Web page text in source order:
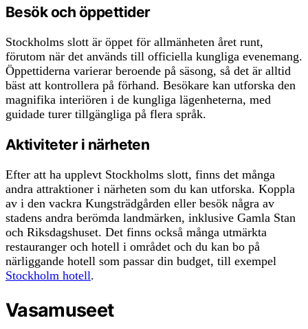
Besök och öppettider
Stockholms slott är öppet för allmänheten året runt,
förutom när det används till officiella kungliga evenemang.
Öppettiderna varierar beroende på säsong, så det är alltid
bäst att kontrollera på förhand. Besökare kan utforska den
magnifika interiören i de kungliga lägenheterna, med
guidade turer tillgängliga på flera språk.
Aktiviteter i närheten
Efter att ha upplevt Stockholms slott, finns det många
andra attraktioner i närheten som du kan utforska. Koppla
av i den vackra Kungsträdgården eller besök några av
stadens andra berömda landmärken, inklusive Gamla Stan
och Riksdagshuset. Det finns också många utmärkta
restauranger och hotell i området och du kan bo på
närliggande hotell som passar din budget, till exempel
Stockholm hotell.
Vasamuseet